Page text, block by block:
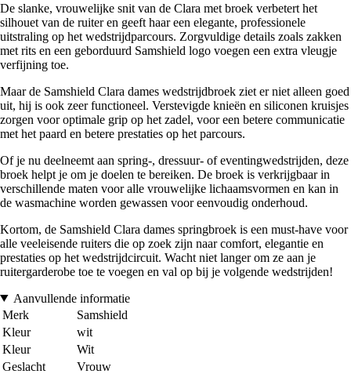
De slanke, vrouwelijke snit van de Clara met broek verbetert het
silhouet van de ruiter en geeft haar een elegante, professionele
uitstraling op het wedstrijdparcours. Zorgvuldige details zoals zakken
met rits en een geborduurd Samshield logo voegen een extra vleugje
verfijning toe.
Maar de Samshield Clara dames wedstrijdbroek ziet er niet alleen goed
uit, hij is ook zeer functioneel. Verstevigde knieën en siliconen kruisjes
zorgen voor optimale grip op het zadel, voor een betere communicatie
met het paard en betere prestaties op het parcours.
Of je nu deelneemt aan spring-, dressuur- of eventingwedstrijden, deze
broek helpt je om je doelen te bereiken. De broek is verkrijgbaar in
verschillende maten voor alle vrouwelijke lichaamsvormen en kan in
de wasmachine worden gewassen voor eenvoudig onderhoud.
Kortom, de Samshield Clara dames springbroek is een must-have voor
alle veeleisende ruiters die op zoek zijn naar comfort, elegantie en
prestaties op het wedstrijdcircuit. Wacht niet langer om ze aan je
ruitergarderobe toe te voegen en val op bij je volgende wedstrijden!
Aanvullende informatie
Merk
Samshield
Kleur
wit
Kleur
Wit
Geslacht
Vrouw